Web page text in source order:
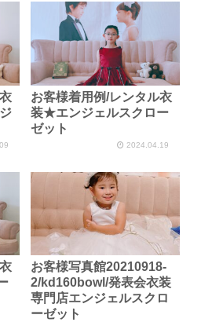
お客様着用例/レンタル衣
装★エンジェルスクロー
ゼット
2024.04.19
お客様写真館20210918-
2/kd160bowl/発表会衣装
専門店エンジェルスクロ
ーゼット